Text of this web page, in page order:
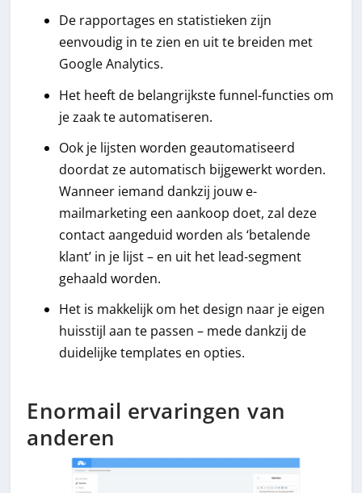
De rapportages en statistieken zijn
eenvoudig in te zien en uit te breiden met
Google Analytics.
Het heeft de belangrijkste funnel-functies om
je zaak te automatiseren.
Ook je lijsten worden geautomatiseerd
doordat ze automatisch bijgewerkt worden.
Wanneer iemand dankzij jouw e-
mailmarketing een aankoop doet, zal deze
contact aangeduid worden als ‘betalende
klant’ in je lijst – en uit het lead-segment
gehaald worden.
Het is makkelijk om het design naar je eigen
huisstijl aan te passen – mede dankzij de
duidelijke templates en opties.
Enormail ervaringen van
anderen